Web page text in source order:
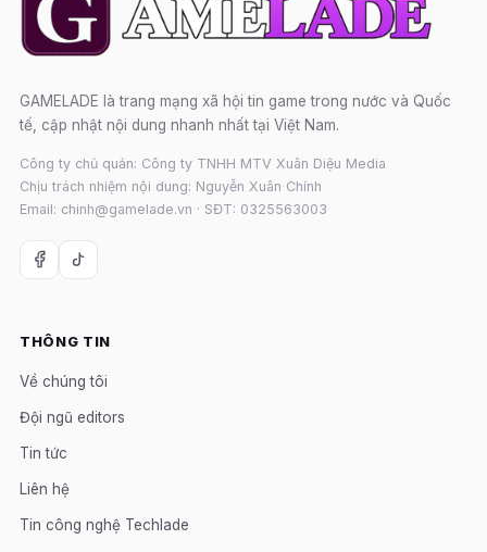
GAMELADE là trang mạng xã hội tin game trong nước và Quốc
tế, cập nhật nội dung nhanh nhất tại Việt Nam.
Công ty chủ quản: Công ty TNHH MTV Xuân Diệu Media
Chịu trách nhiệm nội dung: Nguyễn Xuân Chính
Email: chinh@gamelade.vn · SĐT: 0325563003
THÔNG TIN
Về chúng tôi
Đội ngũ editors
Tin tức
Liên hệ
Tin công nghệ Techlade